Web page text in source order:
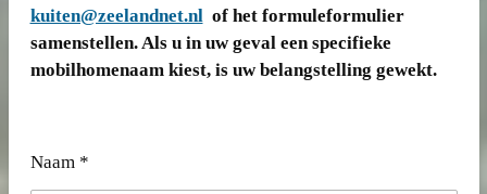
kuiten@zeelandnet.nlof het formuleformulier
samenstellen. Als u in uw geval een specifieke
mobilhomenaam kiest, is uw belangstelling gewekt.
Naam *